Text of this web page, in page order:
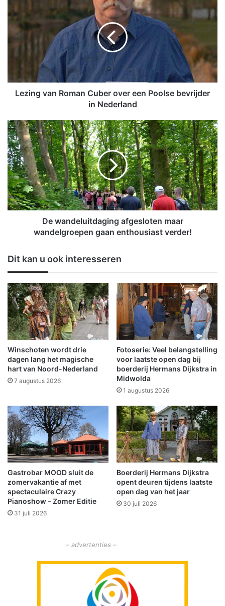
z
n
a
n
C
u
b
e
r
o
v
n
P
o
o
l
s
e
b
e
v
r
i
e
r
i
n
N
e
d
e
r
l
a
Lezing van Roman Cuber over een Poolse bevrijder
in Nederland
D
e
w
a
n
d
e
l
u
g
i
n
g
a
f
g
e
s
l
o
t
m
a
a
r
w
a
n
d
e
l
g
De wandeluitdaging afgesloten maar
wandelgroepen gaan enthousiast verder!
Dit kan u ook interesseren
Winschoten wordt drie
dagen lang het magische
hart van Noord-Nederland
7 augustus 2026
Fotoserie: Veel belangstelling
voor laatste open dag bij
boerderij Hermans Dijkstra in
Midwolda
1 augustus 2026
Gastrobar MOOD sluit de
zomervakantie af met
spectaculaire Crazy
Pianoshow – Zomer Editie
31 juli 2026
Boerderij Hermans Dijkstra
opent deuren tijdens laatste
open dag van het jaar
30 juli 2026
– advertenties –